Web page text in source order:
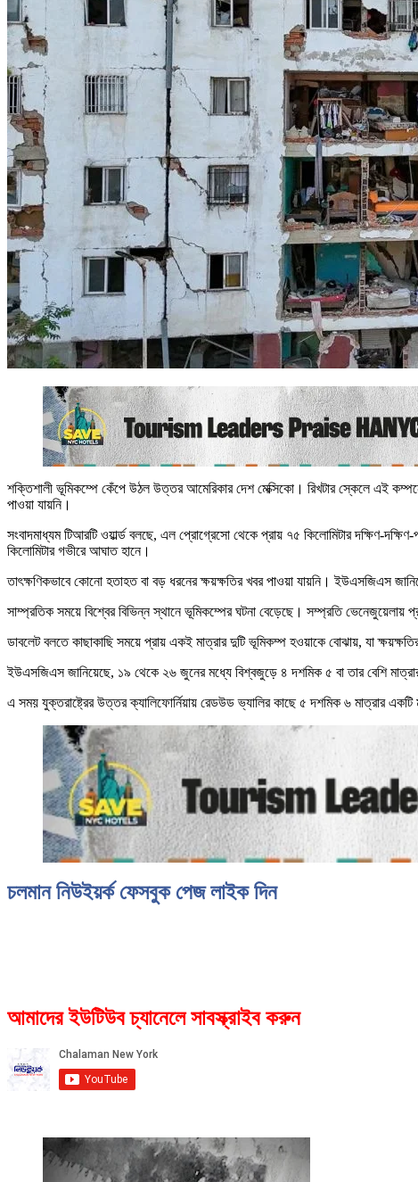
শক্তিশালী ভূমিকম্পে কেঁপে উঠল উত্তর আমেরিকার দেশ মেক্সিকো। রিখটার স্কেলে এই
পাওয়া যায়নি।
সংবাদমাধ্যম টিআরটি ওয়ার্ল্ড বলছে, এল প্রোগ্রেসো থেকে প্রায় ৭৫ কিলোমিটার দক্ষিণ-
কিলোমিটার গভীরে আঘাত হানে।
তাৎক্ষণিকভাবে কোনো হতাহত বা বড় ধরনের ক্ষয়ক্ষতির খবর পাওয়া যায়নি। ইউএসজিএস
সাম্প্রতিক সময়ে বিশ্বের বিভিন্ন স্থানে ভূমিকম্পের ঘটনা বেড়েছে। সম্প্রতি
ডাবলেট বলতে কাছাকাছি সময়ে প্রায় একই মাত্রার দুটি ভূমিকম্প হওয়াকে বোঝায়, যা
ইউএসজিএস জানিয়েছে, ১৯ থেকে ২৬ জুনের মধ্যে বিশ্বজুড়ে ৪ দশমিক ৫ বা তার বেশি
এ সময় যুক্তরাষ্ট্রের উত্তর ক্যালিফোর্নিয়ায় রেডউড ভ্যালির কাছে ৫ দশমিক ৬ মাত্রার
চলমান নিউইয়র্ক ফেসবুক পেজ লাইক দিন
আমাদের ইউটিউব চ্যানেলে সাবস্ক্রাইব করুন